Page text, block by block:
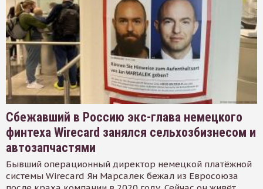
Сбежавший в Россию экс-глава немецкого
финтеха Wirecard занялся сельхозбизнесом и
автозапчастями
Бывший операционный директор немецкой платёжной
системы Wirecard Ян Марсалек бежал из Евросоюза